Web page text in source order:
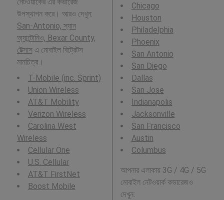
উপস্থাপন করে। আরও দেখুন:
San-Antonio, স্যান
অ্যান্টোনিও, Bexar County,
টেক্সাসএ মোবাইল বিট্রেটস
মানচিত্র।
T-Mobile (inc. Sprint)
Union Wireless
AT&T Mobility
Verizon Wireless
Carolina West
Wireless
Cellular One
U.S. Cellular
AT&T FirstNet
Boost Mobile
Chicago
Houston
Philadelphia
Phoenix
San Antonio
San Diego
Dallas
San Jose
Indianapolis
Jacksonville
San Francisco
Austin
Columbus
আপনার এলাকায় 3G / 4G / 5G
মোবাইল নেটওয়ার্ক কভারেজও
দেখুন: